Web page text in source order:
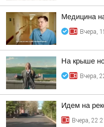
Медицина
Вчера,
На крыше
Вчера,
Идем на
Вчера,